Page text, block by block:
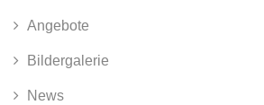
Angebote
Bildergalerie
News